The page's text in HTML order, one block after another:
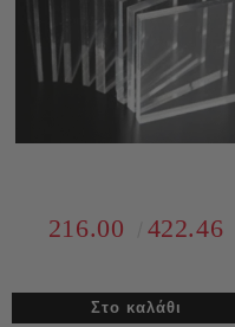
216.00 422.46